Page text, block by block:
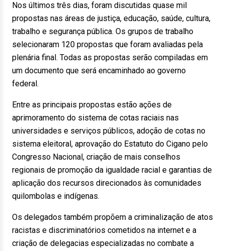
Nos últimos três dias, foram discutidas quase mil
propostas nas áreas de justiça, educação, saúde, cultura,
trabalho e segurança pública. Os grupos de trabalho
selecionaram 120 propostas que foram avaliadas pela
plenária final. Todas as propostas serão compiladas em
um documento que será encaminhado ao governo
federal.
Entre as principais propostas estão ações de
aprimoramento do sistema de cotas raciais nas
universidades e serviços públicos, adoção de cotas no
sistema eleitoral, aprovação do Estatuto do Cigano pelo
Congresso Nacional, criação de mais conselhos
regionais de promoção da igualdade racial e garantias de
aplicação dos recursos direcionados às comunidades
quilombolas e indígenas.
Os delegados também propõem a criminalização de atos
racistas e discriminatórios cometidos na internet e a
criação de delegacias especializadas no combate a